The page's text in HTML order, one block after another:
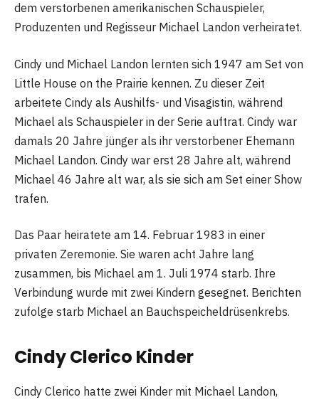
dem verstorbenen amerikanischen Schauspieler,
Produzenten und Regisseur Michael Landon verheiratet.
Cindy und Michael Landon lernten sich 1947 am Set von
Little House on the Prairie kennen. Zu dieser Zeit
arbeitete Cindy als Aushilfs- und Visagistin, während
Michael als Schauspieler in der Serie auftrat. Cindy war
damals 20 Jahre jünger als ihr verstorbener Ehemann
Michael Landon. Cindy war erst 28 Jahre alt, während
Michael 46 Jahre alt war, als sie sich am Set einer Show
trafen.
Das Paar heiratete am 14. Februar 1983 in einer
privaten Zeremonie. Sie waren acht Jahre lang
zusammen, bis Michael am 1. Juli 1974 starb. Ihre
Verbindung wurde mit zwei Kindern gesegnet. Berichten
zufolge starb Michael an Bauchspeicheldrüsenkrebs.
Cindy Clerico Kinder
Cindy Clerico hatte zwei Kinder mit Michael Landon,